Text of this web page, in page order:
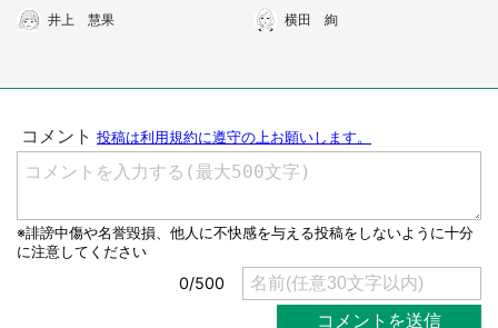
都道府選択
れる井上 慧果
っぽい女子高生が...」（愛知
県・30代男性）
横田 絢